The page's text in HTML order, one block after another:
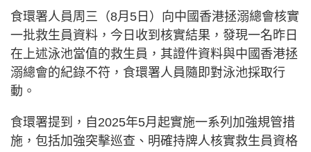
食環署人員周三（8月5日）向中國香港拯溺總會核實
一批救生員資料，今日收到核實結果，發現一名昨日
在上述泳池當值的救生員，其證件資料與中國香港拯
溺總會的紀錄不符，食環署人員隨即對泳池採取行
動。
食環署提到，自2025年5月起實施一系列加強規管措
施，包括加強突擊巡查、明確持牌人核實救生員資格